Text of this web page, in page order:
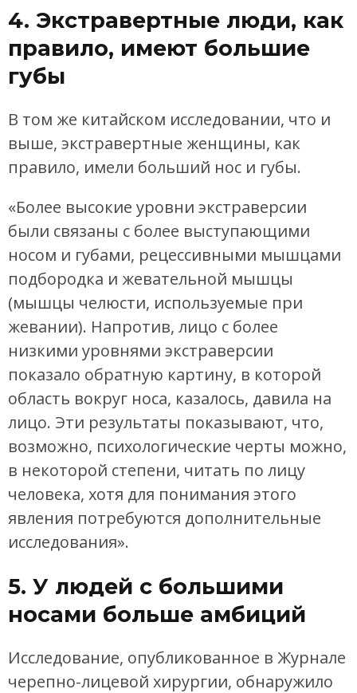
4. Экстравертные люди, как
правило, имеют большие
губы
В том же китайском исследовании, что и
выше, экстравертные женщины, как
правило, имели больший нос и губы.
«Более высокие уровни экстраверсии
были связаны с более выступающими
носом и губами, рецессивными мышцами
подбородка и жевательной мышцы
(мышцы челюсти, используемые при
жевании). Напротив, лицо с более
низкими уровнями экстраверсии
показало обратную картину, в которой
область вокруг носа, казалось, давила на
лицо. Эти результаты показывают, что,
возможно, психологические черты можно,
в некоторой степени, читать по лицу
человека, хотя для понимания этого
явления потребуются дополнительные
исследования».
5. У людей с большими
носами больше амбиций
Исследование, опубликованное в Журнале
черепно-лицевой хирургии, обнаружило